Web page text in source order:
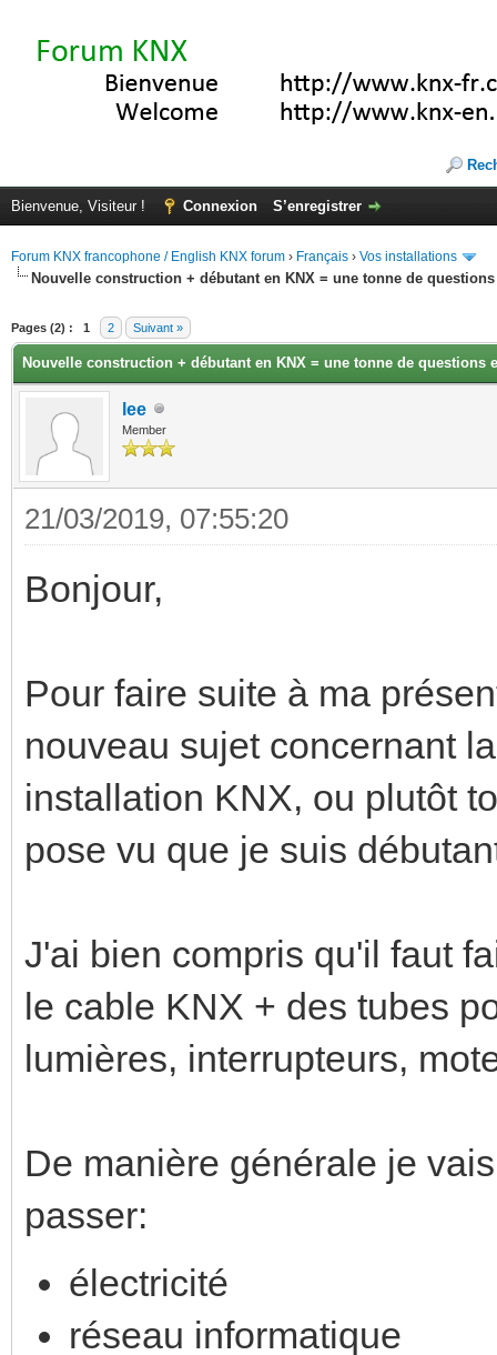
Bienvenue, Visiteur ! Connexion S’enregistrer
Forum KNX francophone / English KNX forum › Français › Vos installations
Nouvelle construction + débutant en KNX = une tonne de
Pages (2) : 1 2 Suivant »
Nouvelle construction + débutant en KNX = une tonne de questions
lee
Member
21/03/2019, 07:55:20
Bonjour,
Pour faire suite à ma
nouveau sujet concernant
installation KNX, ou plutôt
pose vu que je suis
J'ai bien compris qu'il faut
le cable KNX + des tubes
lumières, interrupteurs,
De manière générale je
passer:
électricité
réseau informatique